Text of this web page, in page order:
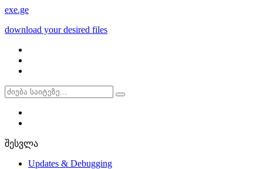
exe.ge
download your desired files
შესვლა
Updates & Debugging